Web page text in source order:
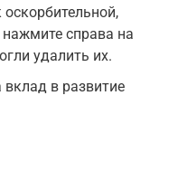
нажмите справа на
удалить их.
в развитие